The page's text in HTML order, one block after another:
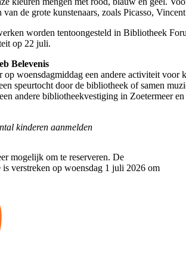
van de grote kunstenaars, zoals Picasso,
worden tentoongesteld in Bibliotheek
op 22 juli.
Belevenis
op woensdagmiddag een andere activiteit voor
speurtocht door de bibliotheek of samen
andere bibliotheekvestiging in Zoetermeer
kinderen aanmelden
mogelijk om te reserveren. De
is verstreken op woensdag 1 juli 2026 om